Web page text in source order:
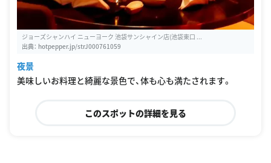
ジョーズシャンハイ ニューヨーク 池袋サンシャイン店(池袋東口 ...
出典： hotpepper.jp/strJ000761059
夜景
美味しいお料理と綺麗な景色で、体も心も満たされます。
このスポットの詳細を見る